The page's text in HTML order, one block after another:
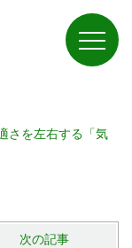
さを左右する「気
次の記事